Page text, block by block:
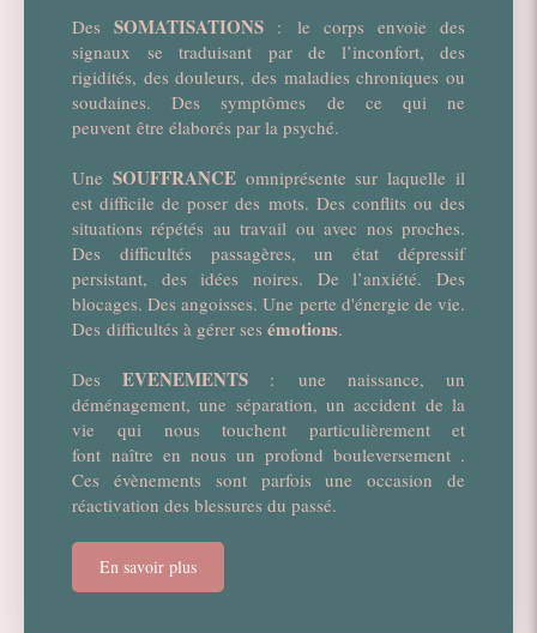
DesSOMATISATIONS : le corps envoie des
signaux se traduisant par de l’inconfort, des
rigidités, des douleurs, des maladies chroniques ou
soudaines. Des symptômes de ce qui ne
peuvent être élaborés par la psyché.
Une SOUFFRANCE omniprésente sur laquelle il
est difficile de poser des mots. Des conflits ou des
situations répétés au travail ou avec nos proches.
Des difficultés passagères, un état dépressif
persistant, des idées noires. De l’anxiété. Des
blocages. Des angoisses. Une perte d'énergie de vie.
Des difficultés à gérer ses émotions.
DesEVENEMENTS : une naissance, un
déménagement, une séparation, un accident de la
vie qui nous touchent particulièrement et
font naître en nous un profond bouleversement .
Ces évènements sont parfois une occasion de
réactivation des blessures du passé.
En savoir plus